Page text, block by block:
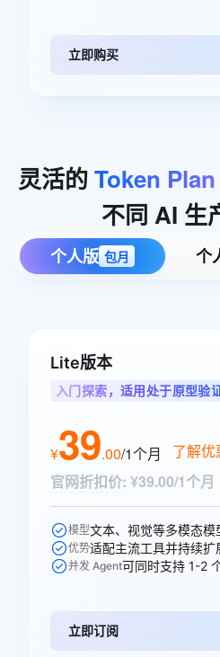
立即购买
灵活的 Token Plan
不同 AI 生
个人版 包月 个
Lite版本
入门探索，适用处于原型验
¥39.00/1个月
了解优
官网折扣价: ¥39.00/1个月
模型文本、视觉等多模态模
优势适配主流工具并持续扩
并发 Agent可同时支持 1-2
立即订阅